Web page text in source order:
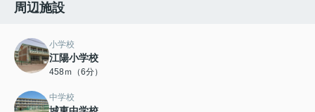
周辺施設
小学校
江陽小学校
458ｍ（6分）
中学校